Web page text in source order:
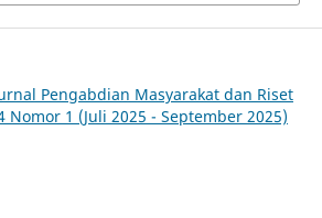
Pengabdian Masyarakat dan Riset
Nomor 1 (Juli 2025 - September 2025)